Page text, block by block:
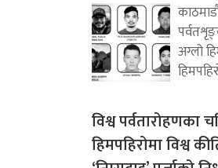
अग्लो
विश्व पर्वतारोहणका
हिमपहिरोमा विश्व